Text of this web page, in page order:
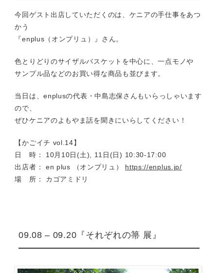
今回ゲスト出店していただくのは、ケニアの手仕事をあつ
かう
『enplus（オンプリュ）』さん。
色とりどりのサイザルバスケットを中心に、一点モノや
サンプル品などのお買い得な商品も並びます。
当日は、enplusの代表・中島志保さんもいらっしゃいます
ので、
ぜひケニアのよもやま話を聞きにいらしてください！
【かごイチ vol.14】
日 時： 10月10日(土), 11日(日) 10:30-17:00
出店者： en plus （オンプリュ） https://enplus.jp/
場 所： カゴアミドリ
09.08 – 09.20『それぞれの箒 展』